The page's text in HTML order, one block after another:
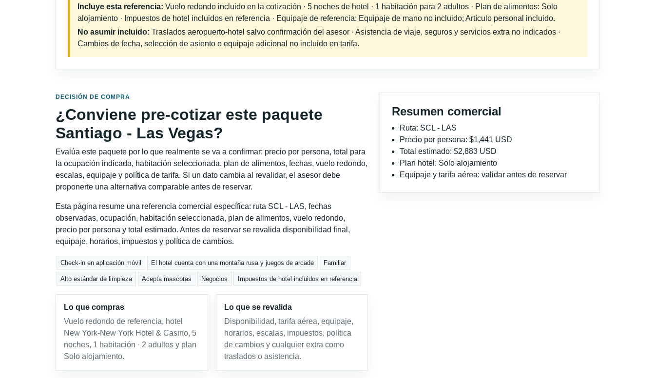
Incluye esta referencia: Vuelo redondo incluido en la cotización · 5 noches de hotel · 1 habitación para 2 adultos · Plan de alimentos: Solo
alojamiento · Impuestos de hotel incluidos en referencia · Equipaje de referencia: Equipaje de mano no incluido; Artículo personal incluido.
No asumir incluido: Traslados aeropuerto-hotel salvo confirmación del asesor · Asistencia de viaje, seguros y servicios extra no indicados ·
Cambios de fecha, selección de asiento o equipaje adicional no incluido en tarifa.
DECISIÓN DE COMPRA
¿Conviene pre-cotizar este paquete
Santiago - Las Vegas?
Evalúa este paquete por lo que realmente se va a confirmar: precio por persona, total para
la ocupación indicada, habitación seleccionada, plan de alimentos, fechas, vuelo redondo,
escalas, equipaje y política de tarifa. Si un dato cambia al revalidar, el asesor debe
proponerte una alternativa comparable antes de reservar.
Esta página resume una referencia comercial específica: ruta SCL - LAS, fechas
observadas, ocupación, habitación seleccionada, plan de alimentos, vuelo redondo,
precio por persona y total estimado. Antes de reservar se revalida disponibilidad final,
equipaje, horarios, impuestos y política de cambios.
Check-in en aplicación móvil El hotel cuenta con una montaña rusa y juegos de arcade Familiar
Alto estándar de limpieza Acepta mascotas Negocios Impuestos de hotel incluidos en referencia
Lo que compras
Vuelo redondo de referencia, hotel
New York-New York Hotel & Casino, 5
noches, 1 habitación · 2 adultos y plan
Solo alojamiento.
Lo que se revalida
Disponibilidad, tarifa aérea, equipaje,
horarios, escalas, impuestos, política
de cambios y cualquier extra como
traslados o asistencia.
Resumen comercial
Ruta: SCL - LAS
Precio por persona: $1,441 USD
Total estimado: $2,883 USD
Plan hotel: Solo alojamiento
Equipaje y tarifa aérea: validar antes de reservar